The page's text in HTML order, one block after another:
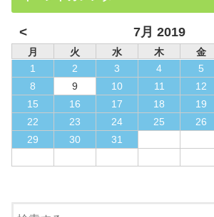
< 7月 2019
月 火 水 木 金
1
2 3 4 5
8
9 10 11 12
15
16 17 18 19
22
23 24 25 26
29
30 31